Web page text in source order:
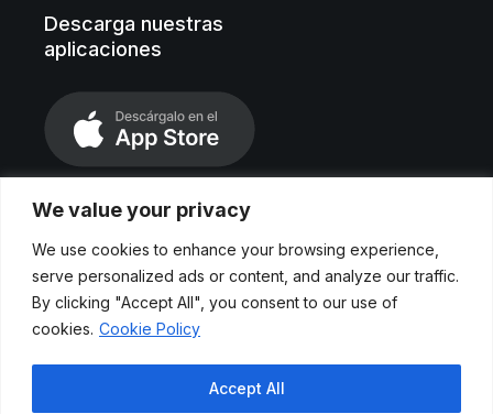
We value your privacy
We use cookies to enhance your browsing experience,
serve personalized ads or content, and analyze our traffic.
By clicking "Accept All", you consent to our use of
cookies. Cookie Policy
Accept All
Descarga nuestras
aplicaciones